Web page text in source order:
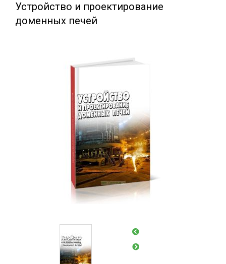
Акции и скидки
Устройство и проектирование
доменных печей